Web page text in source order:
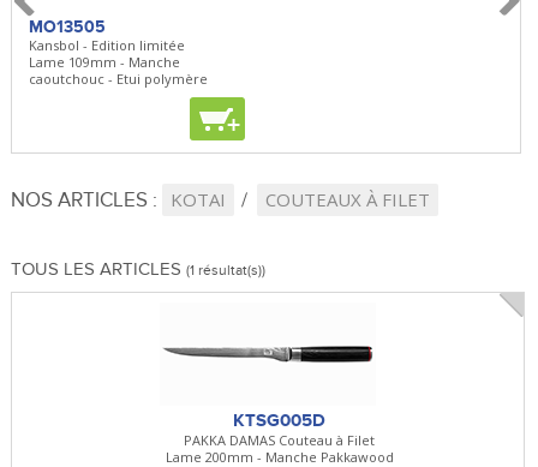
MO13505
Kansbol - Edition limitée
Lame 109mm - Manche
caoutchouc - Etui polymère
+
NOS ARTICLES : KOTAI COUTEAUX À FILET
TOUS LES ARTICLES (1 résultat(s))
KTSG005D
PAKKA DAMAS Couteau à Filet
Lame 200mm - Manche Pakkawood